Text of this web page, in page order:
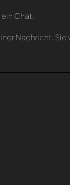
Chat.
Nachricht.